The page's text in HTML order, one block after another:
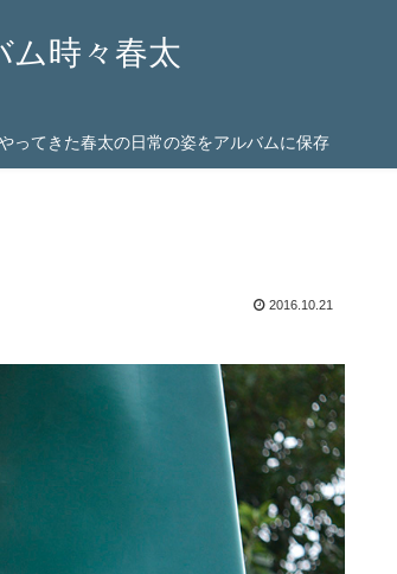
ム時々春太
てきた春太の日常の姿をアルバムに保存
2016.10.21